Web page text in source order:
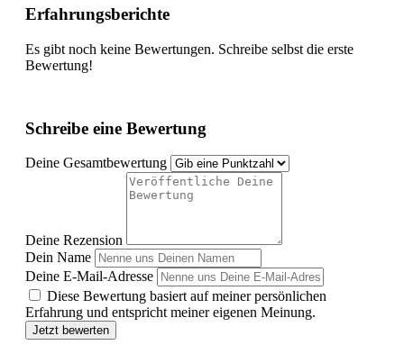
Erfahrungsberichte
Es gibt noch keine Bewertungen. Schreibe selbst die erste
Bewertung!
Schreibe eine Bewertung
Deine Gesamtbewertung
Deine Rezension
Dein Name
Deine E-Mail-Adresse
Diese Bewertung basiert auf meiner persönlichen
Erfahrung und entspricht meiner eigenen Meinung.
Jetzt bewerten